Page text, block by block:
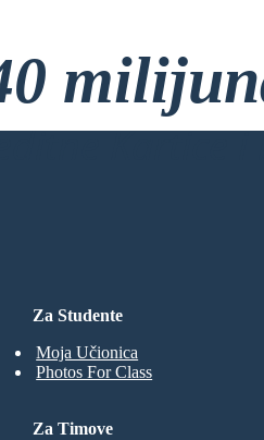
Kartice i
Za Studente
Moja Učionica
Photos For Class
Za Timove